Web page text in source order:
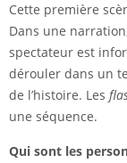
Cette première
Dans une
spectateur est
dérouler dans un
de l’histoire. Les
une séquence.
Qui sont les